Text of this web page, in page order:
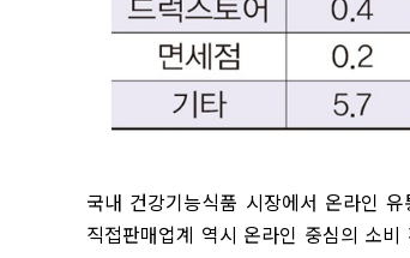
국내 건강기능식품 시장에서 온라인
직접판매업계 역시 온라인 중심의 소